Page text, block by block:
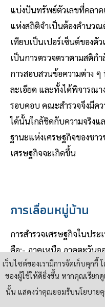
แบ่งปันทรัพย์ตัวเลขที่คลา
แห่งสถิติจําเป็นต้องคํานวณ
เทียบเป็นเปอร์เซ็นต์ของตั
เป็นการตรวจตราตามสติกํ
การสอบสวนข้อความต่าง
ละเอียด และทั้งได้พิจารณ
รอบคอบ คณะสํารวจจึงมีคว
ได้นั้นใกล้ชิดกับความจริง
ฐานะแห่งเศรษฐกิจของชา
เศรษฐกิจจะเกิดขึ้น
การเลื่อนหมู่บ้าน
การสํารวจเศรษฐกิจในปร
คือ:- ภาคเหนือ ภาคตะวันอ
กลาง คณะสํารวจได้ตกลงกั
การสํารวจในจังหวัดต่าง
ความเป็นอยู่ของพลเมือง
เว็บไซต์ของเรามีการจัดเก็บคุก
ของผู้ใช้ให้ดียิ่งขึ้น หากคุณเรียก
นั้น แสดงว่าคุณยอมรับนโยบายคุ